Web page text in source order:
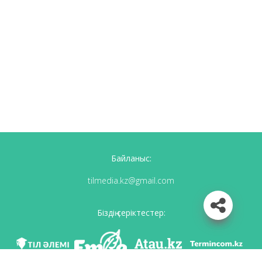
Байланыс:
tilmedia.kz@gmail.com
Біздің серіктестер: